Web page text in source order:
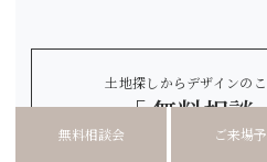
土地探しからデザインの
「 無料相談
無料相談会 ご来場